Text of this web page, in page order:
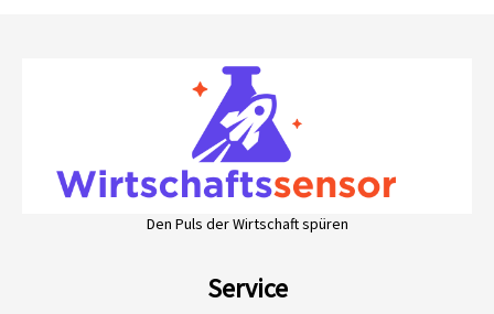
Den Puls der Wirtschaft spüren
Service